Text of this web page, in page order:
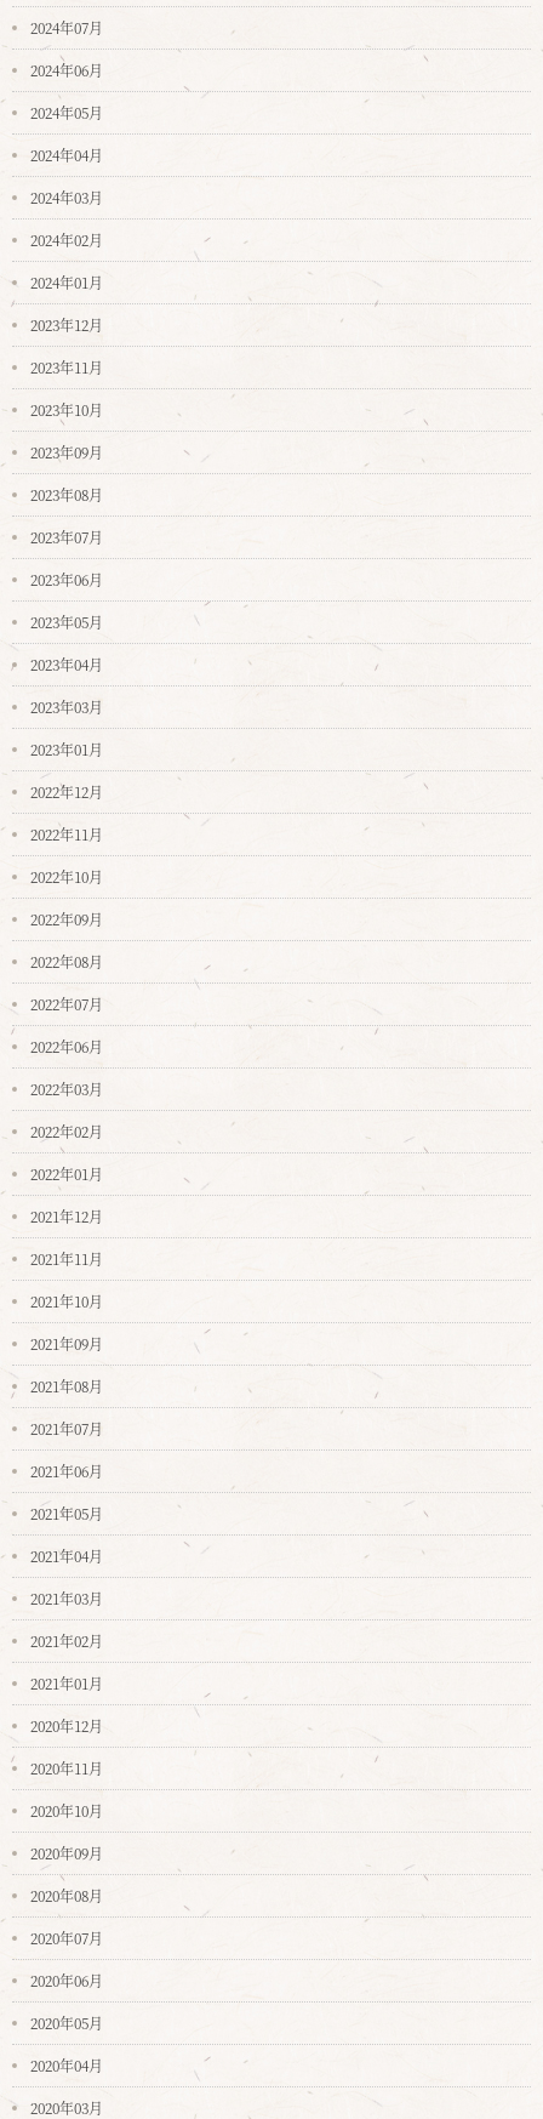
2024年07月
2024年06月
2024年05月
2024年04月
2024年03月
2024年02月
2024年01月
2023年12月
2023年11月
2023年10月
2023年09月
2023年08月
2023年07月
2023年06月
2023年05月
2023年04月
2023年03月
2023年01月
2022年12月
2022年11月
2022年10月
2022年09月
2022年08月
2022年07月
2022年06月
2022年03月
2022年02月
2022年01月
2021年12月
2021年11月
2021年10月
2021年09月
2021年08月
2021年07月
2021年06月
2021年05月
2021年04月
2021年03月
2021年02月
2021年01月
2020年12月
2020年11月
2020年10月
2020年09月
2020年08月
2020年07月
2020年06月
2020年05月
2020年04月
2020年03月